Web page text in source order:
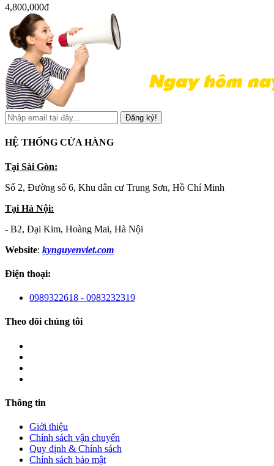
4,800,000đ
Đăng ký!
HỆ THỐNG CỬA HÀNG
Tại Sài Gòn:
Số 2, Đường số 6, Khu dân cư Trung Sơn, Hồ Chí Minh
Tại Hà Nội:
- B2, Đại Kim, Hoàng Mai, Hà Nội
Website: kynguyenviet.com
Điện thoại:
0989322618 - 0983232319
Theo dõi chúng tôi
Thông tin
Giới thiệu
Chính sách vận chuyển
Quy định & Chính sách
Chính sách bảo mật